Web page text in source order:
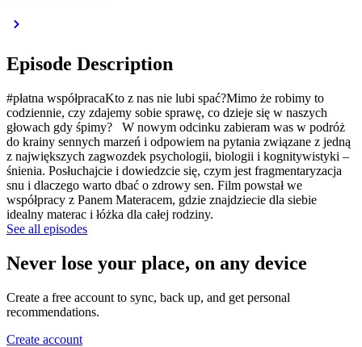
Episode Description
#płatna współpracaKto z nas nie lubi spać?Mimo że robimy to
codziennie, czy zdajemy sobie sprawę, co dzieje się w naszych
głowach gdy śpimy? W nowym odcinku zabieram was w podróż
do krainy sennych marzeń i odpowiem na pytania związane z jedną
z największych zagwozdek psychologii, biologii i kognitywistyki –
śnienia. Posłuchajcie i dowiedzcie się, czym jest fragmentaryzacja
snu i dlaczego warto dbać o zdrowy sen. Film powstał we
współpracy z Panem Materacem, gdzie znajdziecie dla siebie
idealny materac i łóżka dla całej rodziny.
See all episodes
Never lose your place, on any device
Create a free account to sync, back up, and get personal
recommendations.
Create account